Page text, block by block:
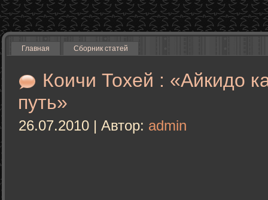
Главная Сборник статей
Коичи Тохей : «Айкидо
путь»
26.07.2010 | Автор: admin